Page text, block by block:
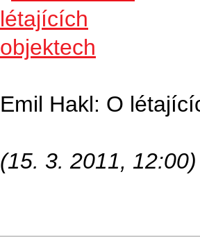
Emil Hakl: O
(15. 3. 2011, 12:00)